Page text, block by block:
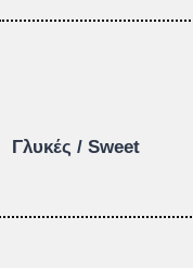
Γλυκές / Sweet